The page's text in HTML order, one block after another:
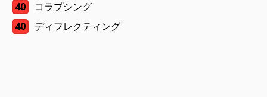
40
コラプシング
40
ディフレクティング